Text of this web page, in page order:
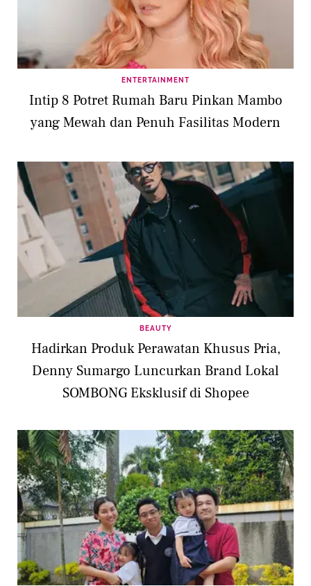
ENTERTAINMENT
Intip 8 Potret Rumah Baru Pinkan Mambo
yang Mewah dan Penuh Fasilitas Modern
BEAUTY
Hadirkan Produk Perawatan Khusus Pria,
Denny Sumargo Luncurkan Brand Lokal
SOMBONG Eksklusif di Shopee